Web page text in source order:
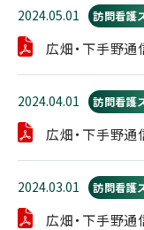
2024.05.01 訪問看護
広畑・下手野通
2024.04.01 訪問看護
広畑・下手野通
2024.03.01 訪問看護
広畑・下手野通